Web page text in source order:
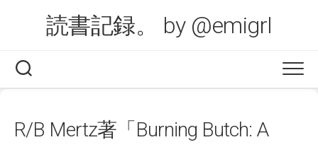
読書記録。 by @emigrl
R/B Mertz著「Burning Butch: A